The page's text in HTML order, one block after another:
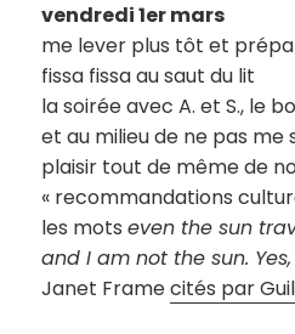
vendredi 1er mars
me lever plus tôt et
fissa fissa au saut du lit
la soirée avec A. et S., le
et au milieu de ne pas me
plaisir tout de même de
« recommandations
les motseven the sun
and I am not the sun.
Janet Framecités par